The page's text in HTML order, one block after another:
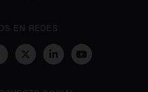
EN REDES